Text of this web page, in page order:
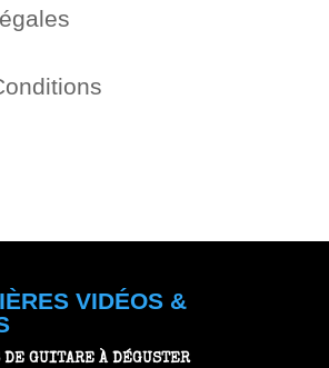
VIDÉOS &
GUITARE À DÉGUSTER